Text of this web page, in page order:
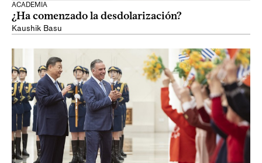
ACADEMIA
¿Ha comenzado la desdolarización?
Kaushik Basu